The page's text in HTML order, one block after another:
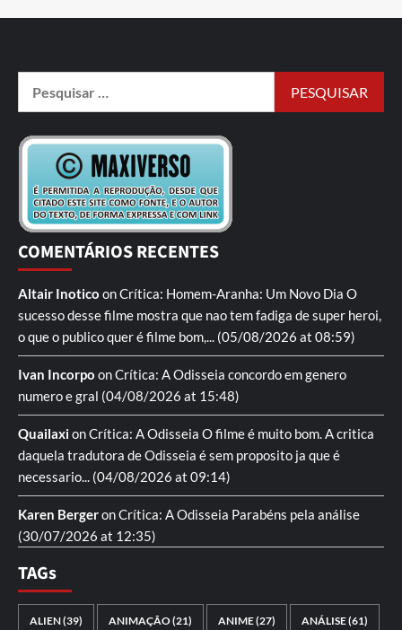
COMENTÁRIOS RECENTES
Altair Inotico onCrítica: Homem-Aranha: Um Novo Dia O
sucesso desse filme mostra que nao tem fadiga de super heroi,
o que o publico quer é filme bom,... (05/08/2026 at 08:59)
Ivan Incorpo onCrítica: A Odisseia concordo em genero
numero e gral (04/08/2026 at 15:48)
QuailaxionCrítica: A Odisseia O filme é muito bom. A critica
daquela tradutora de Odisseia é sem proposito ja que é
necessario... (04/08/2026 at 09:14)
Karen BergeronCrítica: A Odisseia Parabéns pela análise
(30/07/2026 at 12:35)
TAGs
ALIEN(39) ANIMAÇÃO(21) ANIME(27) ANÁLISE(61)